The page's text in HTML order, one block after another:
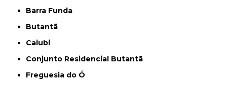
Barra Funda
Butantã
Caiubi
Conjunto Residencial Butantã
Freguesia do Ó